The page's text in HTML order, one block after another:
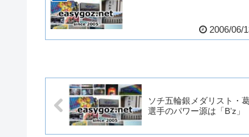
2006/06/
ソチ五輪銀メダリスト・
選手のパワー源は「B’z」